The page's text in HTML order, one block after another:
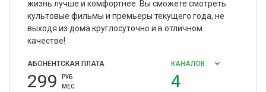
жизнь лучше и комфортнее. Вы сможете смотреть
культовые фильмы и премьеры текущего года, не
выходя из дома круглосуточно и в отличном
качестве!
АБОНЕНТСКАЯ ПЛАТА
299
РУБ
МЕС
КАНАЛОВ
4